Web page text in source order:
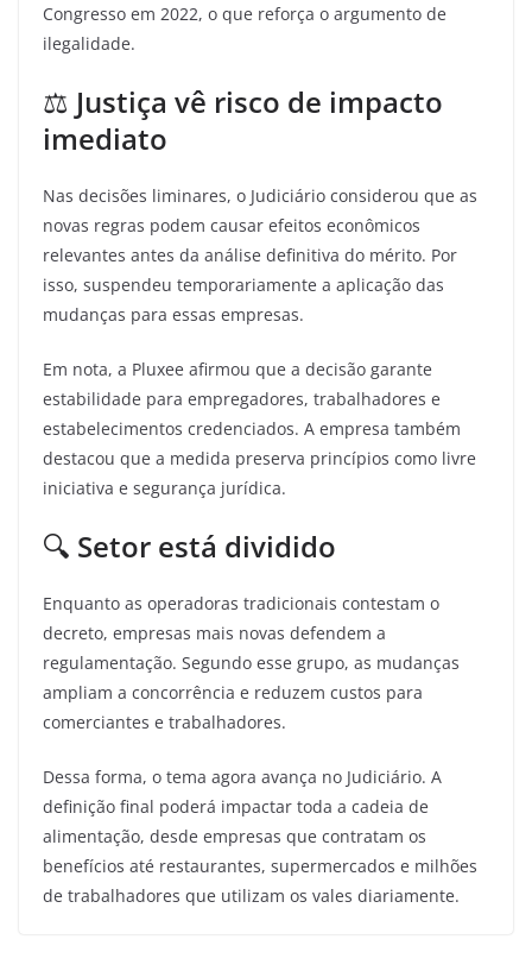
Congresso em 2022, o que reforça o argumento de
ilegalidade.
⚖️ Justiça vê risco de impacto
imediato
Nas decisões liminares, o Judiciário considerou que as
novas regras podem causar efeitos econômicos
relevantes antes da análise definitiva do mérito. Por
isso, suspendeu temporariamente a aplicação das
mudanças para essas empresas.
Em nota, a Pluxee afirmou que a decisão garante
estabilidade para empregadores, trabalhadores e
estabelecimentos credenciados. A empresa também
destacou que a medida preserva princípios como livre
iniciativa e segurança jurídica.
🔍 Setor está dividido
Enquanto as operadoras tradicionais contestam o
decreto, empresas mais novas defendem a
regulamentação. Segundo esse grupo, as mudanças
ampliam a concorrência e reduzem custos para
comerciantes e trabalhadores.
Dessa forma, o tema agora avança no Judiciário. A
definição final poderá impactar toda a cadeia de
alimentação, desde empresas que contratam os
benefícios até restaurantes, supermercados e milhões
de trabalhadores que utilizam os vales diariamente.